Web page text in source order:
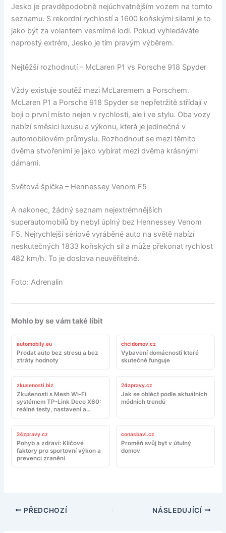
Jesko je pravděpodobně nejúchvatnějším vozem na tomto
seznamu. S rekordní rychlostí a 1600 koňskými silami je to
jako být za volantem vesmírné lodi. Pokud vyhledáváte
naprostý extrém, Jesko je tím pravým výběrem.
Nejtěžší rozhodnutí – McLaren P1 vs Porsche 918 Spyder
Vždy existuje soutěž mezi McLaremem a Porschem.
McLaren P1 a Porsche 918 Spyder se nepřetržitě střídají v
boji o první místo nejen v rychlosti, ale i ve stylu. Oba vozy
nabízí směsici luxusu a výkonu, která je jedinečná v
automobilovém průmyslu. Rozhodnout se mezi těmito
dvěma stvořeními je jako vybírat mezi dvěma krásnými
dámami.
Světová špička – Hennessey Venom F5
A nakonec, žádný seznam nejextrémnějších
superautomobilů by nebyl úplný bez Hennessey Venom
F5. Nejrychlejší sériově vyráběné auto na světě nabízí
neskutečných 1833 koňských sil a může překonat rychlost
482 km/h. To je doslova neuvěřitelné.
Foto: Adrenalin
Mohlo by se vám také líbit
automobily.eu
Prodat auto bez stresu a bez
ztráty hodnoty
chcidomov.cz
Vybavení domácnosti které
skutečně funguje
zkusenosti.biz
Zkušenosti s Mesh Wi-Fi
systémem TP-Link Deco X60:
reálné testy, nastavení a
doporučení
24zpravy.cz
Jak se obléct podle aktuálních
módních trendů
24zpravy.cz
Pohyb a zdraví: Klíčové
faktory pro sportovní výkon a
prevenci zranění
conasbavi.cz
Proměň svůj byt v útulný
domov
PŘEDCHOZÍ NÁSLEDUJÍCÍ